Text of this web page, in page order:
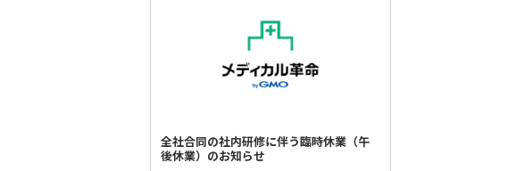
全社合同の社内研修に伴う臨時休業（午
後休業）のお知らせ